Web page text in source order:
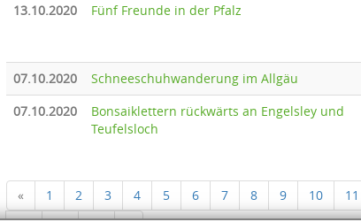
13.10.2020
Fünf Freunde in der Pfalz
07.10.2020 Schneeschuhwanderung im Allgäu
07.10.2020
Bonsaiklettern rückwärts an Engelsley und
Teufelsloch
« 1 2 3 4 5 6 7 8 9 10 11